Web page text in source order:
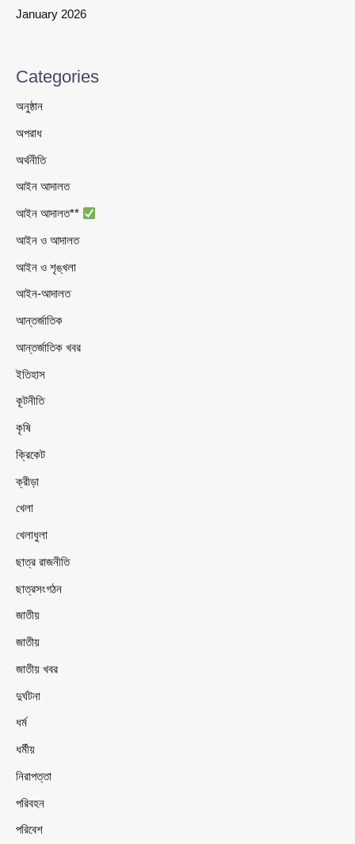
January 2026
Categories
অনুষ্ঠান
অপরাধ
অর্থনীতি
আইন আদালত
আইন আদালত**
আইন ও আদালত
আইন ও শৃঙ্খলা
আইন-আদালত
আন্তর্জাতিক
আন্তর্জাতিক খবর
ইতিহাস
কূটনীতি
কৃষি
ক্রিকেট
ক্রীড়া
খেলা
খেলাধুলা
ছাত্র রাজনীতি
ছাত্রসংগঠন
জাতীয়
জাতীয়
জাতীয় খবর
দুর্ঘটনা
ধর্ম
ধর্মীয়
নিরাপত্তা
পরিবহন
পরিবেশ